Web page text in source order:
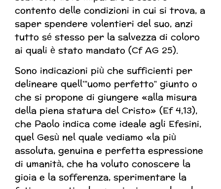
contento delle condizioni in cui si trova, a
saper spendere volentieri del suo, anzi
tutto sé stesso per la salvezza di coloro
ai quali è stato mandato (Cf AG 25).
Sono indicazioni più che sufficienti per
delineare quell’”uomo perfetto” giunto o
che si propone di giungere «alla misura
della piena statura del Cristo» (Ef 4,13),
che Paolo indica come ideale agli Efesini,
quel Gesù nel quale vediamo «la più
assoluta, genuina e perfetta espressione
di umanità, che ha voluto conoscere la
gioia e la sofferenza, sperimentare la